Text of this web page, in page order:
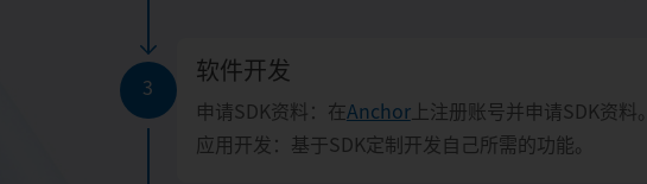
3
软件开发
申请SDK资料：在Anchor上注册账号并申请SDK资料。
应用开发：基于SDK定制开发自己所需的功能。